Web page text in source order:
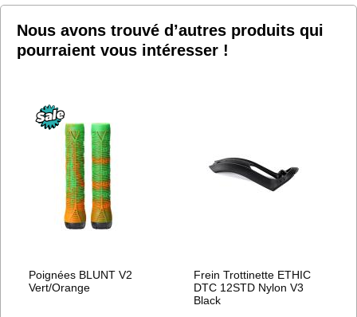
D’ENVIE
Nous avons trouvé d’autres produits qui
pourraient vous intéresser !
Poignées BLUNT V2
Vert/Orange
Frein Trottinette ETHIC
DTC 12STD Nylon V3
Black